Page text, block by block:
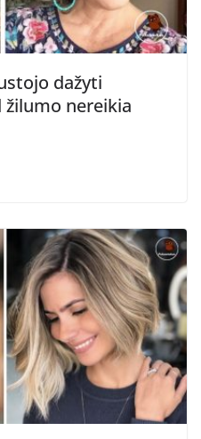
dažyti
nereikia